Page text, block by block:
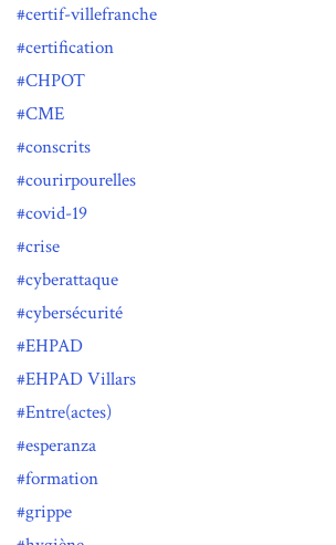
certif-villefranche
certification
CHPOT
CME
conscrits
courirpourelles
covid-19
crise
cyberattaque
cybersécurité
EHPAD
EHPAD Villars
Entre(actes)
esperanza
formation
grippe